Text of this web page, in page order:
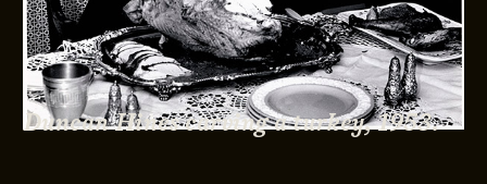
Duncan Hines carving a turkey, 1953.